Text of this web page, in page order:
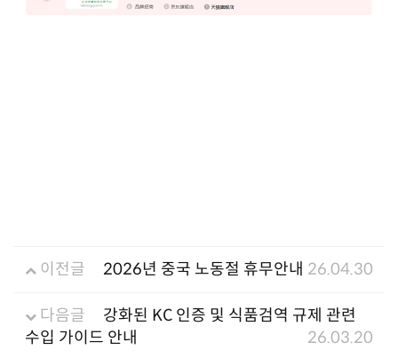
이전글 2026년 중국 노동절 휴무안내 26.04.30
다음글
강화된 KC 인증 및 식품검역 규제 관련
수입 가이드 안내
26.03.20